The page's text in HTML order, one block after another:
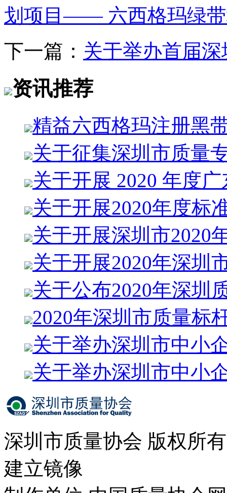
划项目—— 六西格玛绿
下一篇： 关于举办首届
资讯推荐
精益六西格玛注册黑
关于征集深圳市质量
关于开展 2020 年度
关于开展2020年度标
关于开展深圳市2020
关于开展2020年深圳
关于公布2020年深圳
2020年深圳市质量标
关于举办深圳市中小
关于举办深圳市中小
深圳市质量协会 版权所
建立镜像